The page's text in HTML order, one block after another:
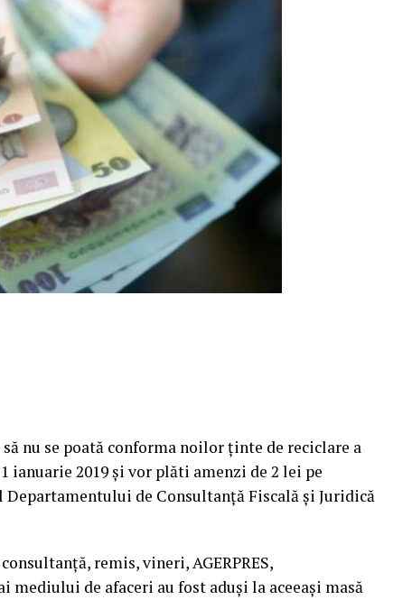
nu se poată conforma noilor ţinte de reciclare a
ianuarie 2019 şi vor plăti amenzi de 2 lei pe
de Consultanţă Fiscală şi Juridică
remis, vineri, AGERPRES,
de afaceri au fost aduşi la aceeaşi masă